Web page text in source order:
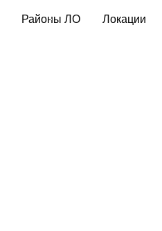
Районы ЛО Локации